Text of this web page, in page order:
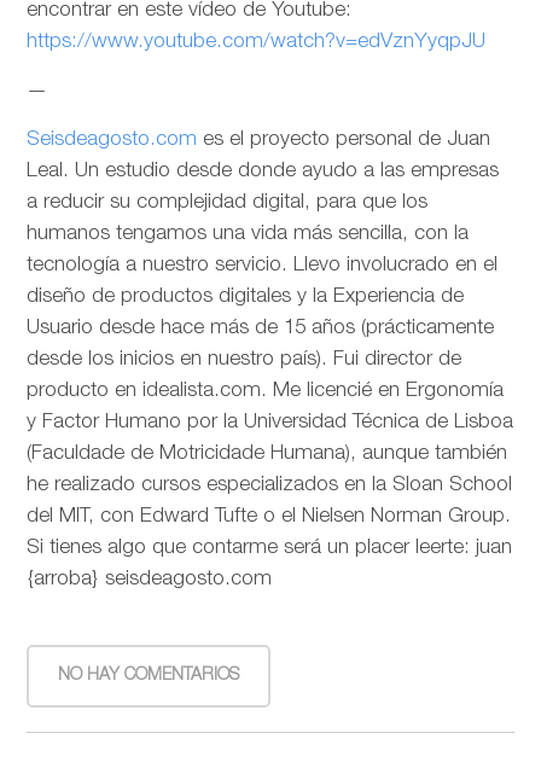
encontrar en este vídeo de Youtube:
https://www.youtube.com/watch?v=edVznYyqpJU
—
Seisdeagosto.com es el proyecto personal de Juan
Leal. Un estudio desde donde ayudo a las empresas
a reducir su complejidad digital, para que los
humanos tengamos una vida más sencilla, con la
tecnología a nuestro servicio. Llevo involucrado en el
diseño de productos digitales y la Experiencia de
Usuario desde hace más de 15 años (prácticamente
desde los inicios en nuestro país). Fui director de
producto en idealista.com. Me licencié en Ergonomía
y Factor Humano por la Universidad Técnica de Lisboa
(Faculdade de Motricidade Humana), aunque también
he realizado cursos especializados en la Sloan School
del MIT, con Edward Tufte o el Nielsen Norman Group.
Si tienes algo que contarme será un placer leerte: juan
{arroba} seisdeagosto.com
NO HAY COMENTARIOS